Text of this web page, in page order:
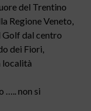
del Trentino
Regione Veneto,
Golf dal centro
dei Fiori,
località
….. non si